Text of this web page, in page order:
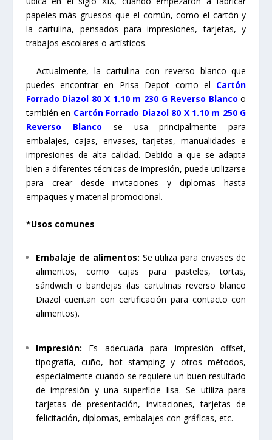
papeles más gruesos que el común, como el cartón y
la cartulina, pensados para impresiones, tarjetas, y
trabajos escolares o artísticos.
Actualmente, la cartulina con reverso blanco que
puedes encontrar en Prisa Depot como el Cartón
Forrado Diazol 80 X 1.10 m 230 G Reverso Blanco o
también en Cartón Forrado Diazol 80 X 1.10 m 250 G
Reverso Blanco
se usa principalmente para
embalajes, cajas, envases, tarjetas, manualidades e
impresiones de alta calidad. Debido a que se adapta
bien a diferentes técnicas de impresión, puede utilizarse
para crear desde invitaciones y diplomas hasta
empaques y material promocional.
*Usos comunes
Embalaje de alimentos: Se utiliza para envases de
alimentos, como cajas para pasteles, tortas,
sándwich o bandejas (las cartulinas reverso blanco
Diazol cuentan con certificación para contacto con
alimentos).
Impresión: Es adecuada para impresión offset,
tipografía, cuño, hot stamping y otros métodos,
especialmente cuando se requiere un buen resultado
de impresión y una superficie lisa. Se utiliza para
tarjetas de presentación, invitaciones, tarjetas de
felicitación, diplomas, embalajes con gráficas, etc.